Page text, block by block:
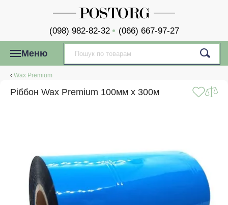
(098) 982-82-32 (066) 667-97-27
Меню
Wax Premium
Ріббон Wax Premium 100мм x 300м